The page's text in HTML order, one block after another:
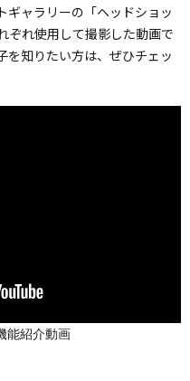
ャラリーの「ヘッドショッ
ぞれ使用して撮影した動画で
を知りたい方は、ぜひチェッ
能紹介動画